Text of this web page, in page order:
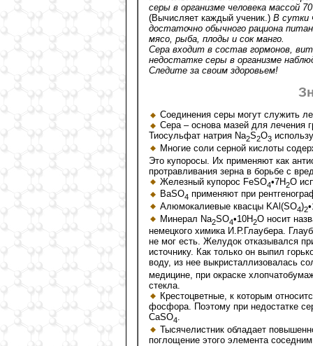
серы в организме человека массой
(Вычисляет каждый ученик.) В сутки
достаточно обычного рациона
мясо, рыба, плоды и сок манго.
Сера входит в состав гормонов,
недостатке серы в организме
Следите за своим здоровьем!
Соединения серы могут служить
Сера – основа мазей для лечения
Тиосульфат натрия Na2S2O3
Многие соли серной кислоты
Это купоросы. Их применяют как
протравливания зерна в борьбе с
Железный купорос FeSO4•7H2O
BaSO4 применяют при
Алюмокалиевые квасцы KAl(SO4)2
Минерал Na2SO4•10H2O носит
немецкого химика И.Р.Глаубера.
не мог есть. Желудок отказывался
источнику. Как только он выпил
воду, из нее выкристаллизовалась
медицине, при окраске
стекла.
Крестоцветные, к которым
фосфора. Поэтому при недостатке
СаSО4
Тысячелистник обладает
поглощение этого элемента